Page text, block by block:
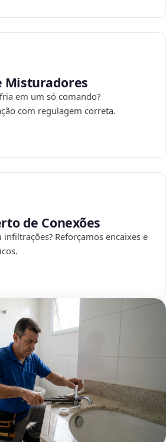
Misturadores
em um só comando?
com regulagem correta.
de Conexões
Reforçamos encaixes e